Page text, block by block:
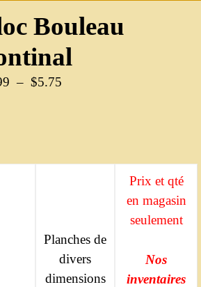
Bouleau
– $5.75
Planches de
divers
dimensions
Prix et qté
en magasin
seulement
Nos
inventaires